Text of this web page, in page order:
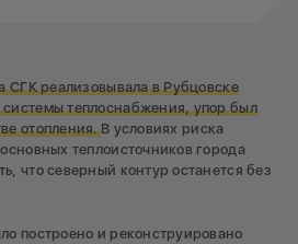
СГК реализовывала в Рубцовске
теплоснабжения, упор был
отопления.В условиях риска
теплоисточников города
что северный контур останется без
построено и реконструировано